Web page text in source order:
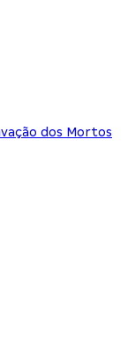
dos Mortos